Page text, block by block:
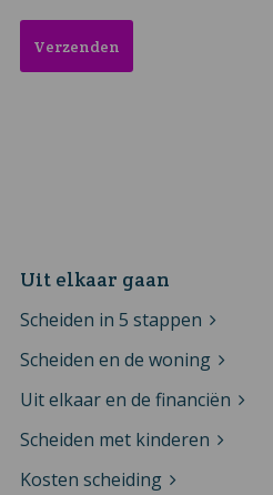
Uit elkaar gaan
Scheiden in 5 stappen
Scheiden en de woning
Uit elkaar en de financiën
Scheiden met kinderen
Kosten scheiding